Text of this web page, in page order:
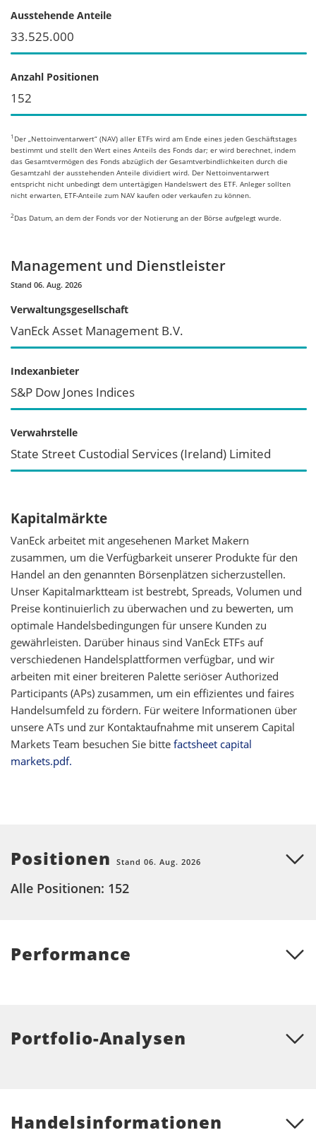
Ausstehende Anteile
33.525.000
Anzahl Positionen
152
1 Der „Nettoinventarwert“ (NAV) aller ETFs wird am Ende eines jeden Geschäftstages
bestimmt und stellt den Wert eines Anteils des Fonds dar; er wird berechnet, indem
das Gesamtvermögen des Fonds abzüglich der Gesamtverbindlichkeiten durch die
Gesamtzahl der ausstehenden Anteile dividiert wird. Der Nettoinventarwert
entspricht nicht unbedingt dem untertägigen Handelswert des ETF. Anleger sollten
nicht erwarten, ETF-Anteile zum NAV kaufen oder verkaufen zu können.
2 Das Datum, an dem der Fonds vor der Notierung an der Börse aufgelegt wurde.
Management und Dienstleister
Stand 06. Aug. 2026
Verwaltungsgesellschaft
VanEck Asset Management B.V.
Indexanbieter
S&P Dow Jones Indices
Verwahrstelle
State Street Custodial Services (Ireland) Limited
Kapitalmärkte
VanEck arbeitet mit angesehenen Market Makern
zusammen, um die Verfügbarkeit unserer Produkte für den
Handel an den genannten Börsenplätzen sicherzustellen.
Unser Kapitalmarktteam ist bestrebt, Spreads, Volumen und
Preise kontinuierlich zu überwachen und zu bewerten, um
optimale Handelsbedingungen für unsere Kunden zu
gewährleisten. Darüber hinaus sind VanEck ETFs auf
verschiedenen Handelsplattformen verfügbar, und wir
arbeiten mit einer breiteren Palette seriöser Authorized
Participants (APs) zusammen, um ein effizientes und faires
Handelsumfeld zu fördern. Für weitere Informationen über
unsere ATs und zur Kontaktaufnahme mit unserem Capital
Markets Team besuchen Sie bitte factsheet capital
markets.pdf.
Positionen Stand 06. Aug. 2026
Alle Positionen: 152
Performance
Portfolio-Analysen
Handelsinformationen